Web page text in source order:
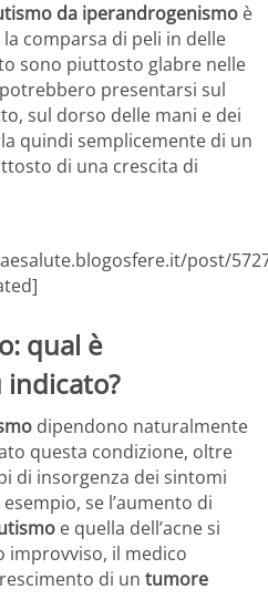
da iperandrogenismo è
comparsa di peli in delle
sono piuttosto glabre nelle
presentarsi sul
sul dorso delle mani e dei
quindi semplicemente di un
di una crescita di
post/
qual è
dipendono naturalmente
questa condizione, oltre
di insorgenza dei sintomi
se l’aumento di
e quella dell’acne si
improvviso, il medico
di un tumore